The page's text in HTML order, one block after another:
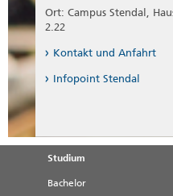
Ort: Campus Stendal,
2.22
Kontakt und Anfahrt
Infopoint Stendal
Studium
Bachelor